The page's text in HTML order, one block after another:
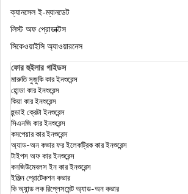
অনলাইনে কীভাবে আইটিআর ফাইল করবেন?
ইনকাম ট্যাক্স অ্যাক্টের সেকশন 154
ক্যানসেল ই-ম্যানডেট
লিস্ট অফ প্রোডাক্টস
সিকেওয়াইসি অ্যাওয়ারনেস
ফোর হুইলার গাইডস
মারুতি সুজুকি কার ইনশুরেন্স
হোন্ডা কার ইনশুরেন্স
কিয়া কার ইনশুরেন্স
হুন্ডাই ক্রেটা ইনশুরেন্স
সিএনজি কার ইনশুরেন্স
কমপেয়ার কার ইনশুরেন্স
অ্যাড-অন কভার ফর ইলেকট্রিক কার ইনশুরেন্স
টাইপস অফ কার ইনশুরেন্স
কনজিউমেবলস ইন কার ইনশুরেন্স
ইঞ্জিন প্রোটেকশন কভার
কি অ্যান্ড লক রিপ্লেসমেন্ট অ্যাড-অন কভার